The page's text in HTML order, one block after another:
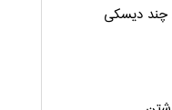
چند دیسکی